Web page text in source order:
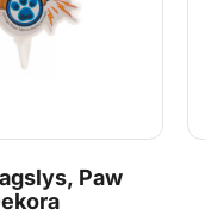
Paw